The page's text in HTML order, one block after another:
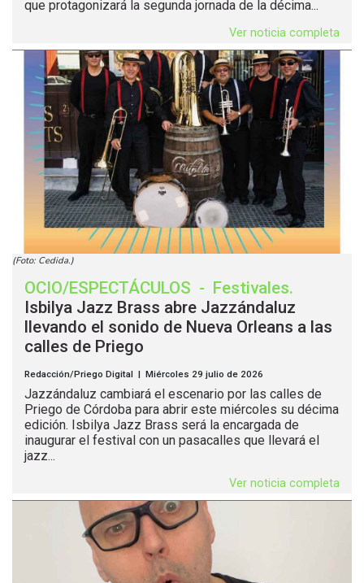
que protagonizará la segunda jornada de la décima...
Ver noticia completa
(Foto: Cedida.)
OCIO/ESPECTÁCULOS - Festivales.
Isbilya Jazz Brass abre Jazzándaluz
llevando el sonido de Nueva Orleans a las
calles de Priego
Redacción/Priego Digital | Miércoles 29 julio de 2026
Jazzándaluz cambiará el escenario por las calles de
Priego de Córdoba para abrir este miércoles su décima
edición. Isbilya Jazz Brass será la encargada de
inaugurar el festival con un pasacalles que llevará el
jazz...
Ver noticia completa